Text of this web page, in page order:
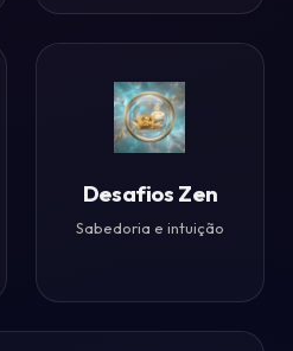
Desafios Zen
Sabedoria e intuição